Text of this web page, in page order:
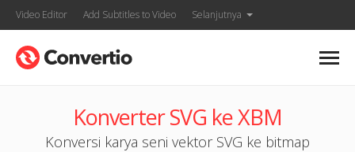
Video Editor Add Subtitles to Video Selanjutnya
Konverter SVG ke XBM
Konversi karya seni vektor SVG ke bitmap